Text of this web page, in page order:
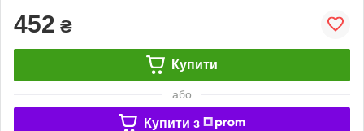
452 ₴
Купити
або
Купити з